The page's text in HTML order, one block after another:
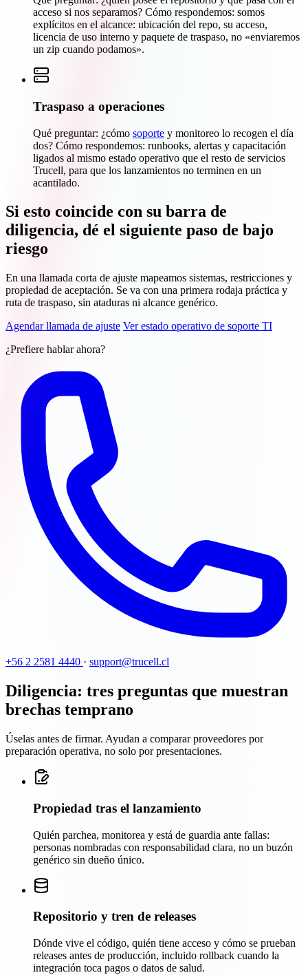
acceso si nos separamos? Cómo respondemos: somos
explícitos en el alcance: ubicación del repo, su acceso,
licencia de uso interno y paquete de traspaso, no «enviaremos
un zip cuando podamos».
Traspaso a operaciones
Qué preguntar: ¿cómo soporte y monitoreo lo recogen el día
dos? Cómo respondemos: runbooks, alertas y capacitación
ligados al mismo estado operativo que el resto de servicios
Trucell, para que los lanzamientos no terminen en un
acantilado.
Si esto coincide con su barra de
diligencia, dé el siguiente paso de bajo
riesgo
En una llamada corta de ajuste mapeamos sistemas, restricciones y
propiedad de aceptación. Se va con una primera rodaja práctica y
ruta de traspaso, sin ataduras ni alcance genérico.
Agendar llamada de ajuste Ver estado operativo de soporte TI
¿Prefiere hablar ahora?
+56 2 2581 4440 · support@trucell.cl
Diligencia: tres preguntas que muestran
brechas temprano
Úselas antes de firmar. Ayudan a comparar proveedores por
preparación operativa, no solo por presentaciones.
Propiedad tras el lanzamiento
Quién parchea, monitorea y está de guardia ante fallas:
personas nombradas con responsabilidad clara, no un buzón
genérico sin dueño único.
Repositorio y tren de releases
Dónde vive el código, quién tiene acceso y cómo se prueban
releases antes de producción, incluido rollback cuando la
integración toca pagos o datos de salud.